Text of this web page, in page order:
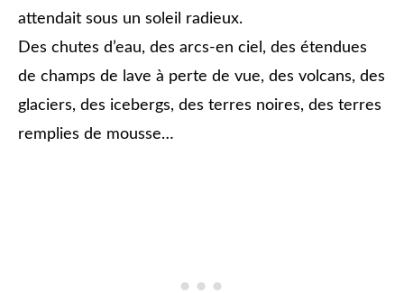
attendait sous un soleil radieux.
Des chutes d’eau, des arcs-en ciel, des étendues
de champs de lave à perte de vue, des volcans, des
glaciers, des icebergs, des terres noires, des terres
remplies de mousse…